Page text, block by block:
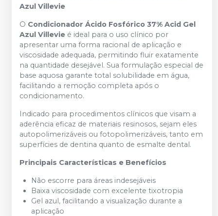
Azul Villevie
O Condicionador Ácido Fosfórico 37% Acid Gel
Azul Villevie é ideal para o uso clínico por
apresentar uma forma racional de aplicação e
viscosidade adequada, permitindo fluir exatamente
na quantidade desejável. Sua formulação especial de
base aquosa garante total solubilidade em água,
facilitando a remoção completa após o
condicionamento.
Indicado para procedimentos clínicos que visam a
aderência eficaz de materiais resinosos, sejam eles
autopolimerizáveis ou fotopolimerizáveis, tanto em
superfícies de dentina quanto de esmalte dental.
Principais Características e Benefícios
Não escorre para áreas indesejáveis
Baixa viscosidade com excelente tixotropia
Gel azul, facilitando a visualização durante a
aplicação